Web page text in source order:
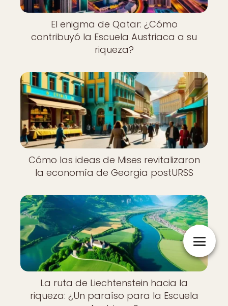
El enigma de Qatar: ¿Cómo
contribuyó la Escuela Austriaca a su
riqueza?
Cómo las ideas de Mises revitalizaron
la economía de Georgia postURSS
La ruta de Liechtenstein hacia la
riqueza: ¿Un paraíso para la Escuela